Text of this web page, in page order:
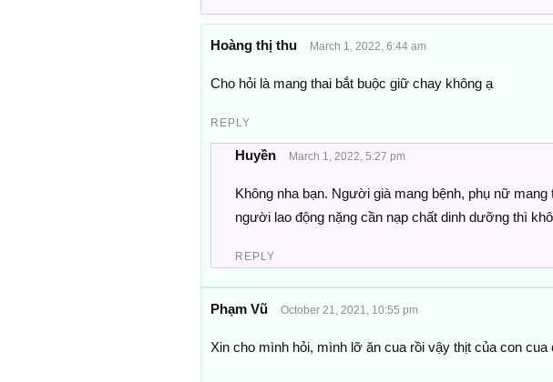
Hoàng thị thu March 1, 2022, 6:44 am
Cho hỏi là mang thai bắt buộc giữ chay không ạ
REPLY
Huyền March 1, 2022, 5:27 pm
Không nha bạn. Người già mang bệnh, phụ nữ
người lao động nặng cần nạp chất dinh dưỡng thì
REPLY
Phạm Vũ October 21, 2021, 10:55 pm
Xin cho mình hỏi, mình lỡ ăn cua rồi vậy thịt của con